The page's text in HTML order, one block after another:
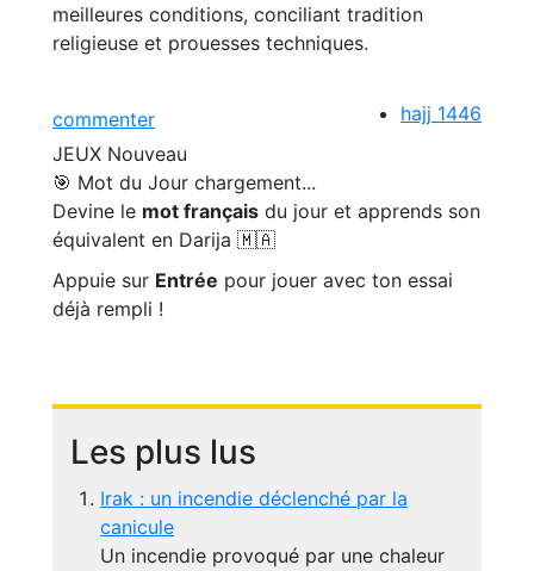
meilleures conditions, conciliant tradition
religieuse et prouesses techniques.
commenter
hajj 1446
JEUX Nouveau
🎯 Mot du Jour chargement...
Devine le mot français du jour et apprends son
équivalent en Darija 🇲🇦
Appuie sur Entrée pour jouer avec ton essai
déjà rempli !
Les plus lus
Irak : un incendie déclenché par la
canicule
Un incendie provoqué par une chaleur